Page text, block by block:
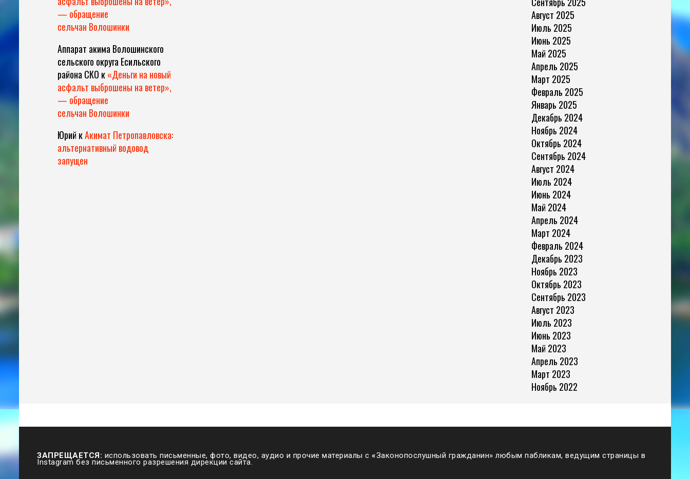
— обращение
сельчан Волошинки
Аппарат акима Волошинского
сельского округа Есильского
района СКО к«Деньги на новый
асфальт выброшены на ветер»,
— обращение
сельчан Волошинки
Юрий кАкимат Петропавловска:
альтернативный водовод
запущен
Август 2025
Июль 2025
Июнь 2025
Май 2025
Апрель 2025
Март 2025
Февраль 2025
Январь 2025
Декабрь 2024
Ноябрь 2024
Октябрь 2024
Сентябрь 2024
Август 2024
Июль 2024
Июнь 2024
Май 2024
Апрель 2024
Март 2024
Февраль 2024
Декабрь 2023
Ноябрь 2023
Октябрь 2023
Сентябрь 2023
Август 2023
Июль 2023
Июнь 2023
Май 2023
Апрель 2023
Март 2023
Ноябрь 2022
ЗАПРЕЩАЕТСЯ: использовать письменные, фото, видео, аудио и прочие материалы с «Законопослушный гражданин» любым пабликам, ведущим страницы в
Instagram без письменного разрешения дирекции сайта.